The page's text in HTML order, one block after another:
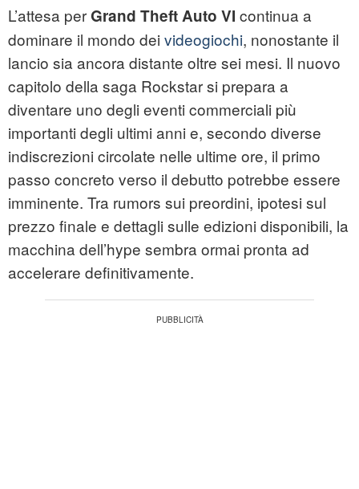
L’attesa perGrand Theft Auto VI continua a
dominare il mondo dei videogiochi, nonostante il
lancio sia ancora distante oltre sei mesi. Il nuovo
capitolo della saga Rockstar si prepara a
diventare uno degli eventi commerciali più
importanti degli ultimi anni e, secondo diverse
indiscrezioni circolate nelle ultime ore, il primo
passo concreto verso il debutto potrebbe essere
imminente. Tra rumors sui preordini, ipotesi sul
prezzo finale e dettagli sulle edizioni disponibili, la
macchina dell’hype sembra ormai pronta ad
accelerare definitivamente.